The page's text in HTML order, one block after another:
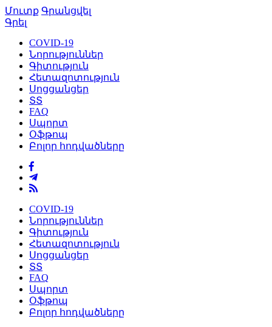
Մուտք Գրանցվել
Գրել
COVID-19
Նորություններ
Գիտություն
Հետազոտություն
Սոցցանցեր
ՏՏ
FAQ
Սպորտ
Օֆթոպ
Բոլոր հոդվածները
COVID-19
Նորություններ
Գիտություն
Հետազոտություն
Սոցցանցեր
ՏՏ
FAQ
Սպորտ
Օֆթոպ
Բոլոր հոդվածները